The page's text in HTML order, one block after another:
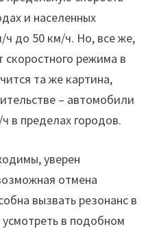
и населенных
ч до 50 км/ч. Но, все же,
режима в
та же картина,
– автомобили
в пределах городов.
уверен
отмена
вызвать резонанс в
в подобном